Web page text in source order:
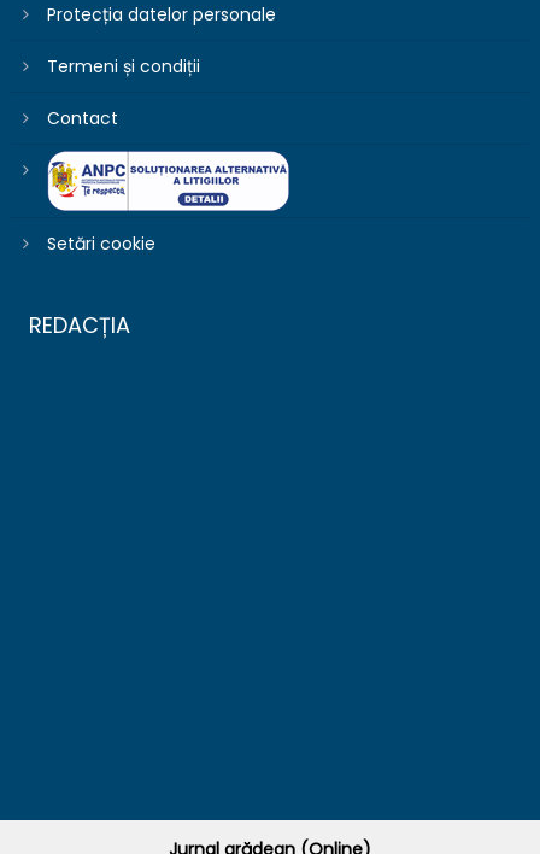
Protecția datelor personale
Termeni și condiții
Contact
Setări cookie
REDACȚIA